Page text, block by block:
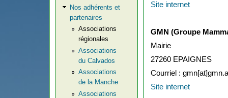
Nos adhérents et
partenaires
Associations
régionales
Associations
du Calvados
Associations
de la Manche
Associations
Site internet
GMN (Groupe
Mairie
27260 EPAIGNES
Courriel :
Site internet